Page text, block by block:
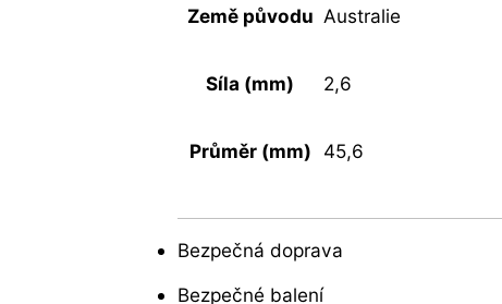
Země původu Australie
Síla (mm) 2,6
Průměr (mm) 45,6
Bezpečná doprava
Bezpečné balení